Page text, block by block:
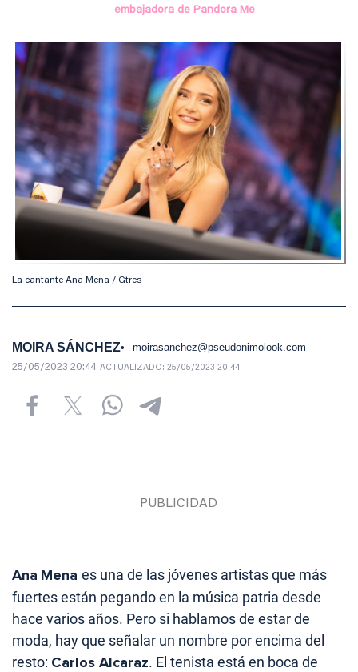
embajadora de Pandora Me
La cantante Ana Mena / Gtres
MOIRA SÁNCHEZ moirasanchez@pseudonimolook.com
25/05/2023 20:44 ACTUALIZADO: 25/05/2023 20:44
Ana Mena es una de las jóvenes artistas que más
fuertes están pegando en la música patria desde
hace varios años. Pero si hablamos de estar de
moda, hay que señalar un nombre por encima del
resto: Carlos Alcaraz. El tenista está en boca de